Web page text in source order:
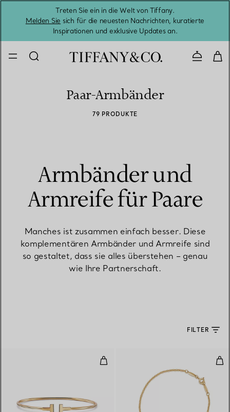
Treten Sie ein in die Welt von Tiffany.
Melden Sie sich für die neuesten Nachrichten, kuratierte
Inspirationen und exklusive Updates an.
Paar-Armbänder
79 PRODUKTE
Armbänder und
Armreife für Paare
Manches ist zusammen einfach besser. Diese
komplementären Armbänder und Armreife sind
so gestaltet, dass sie alles überstehen – genau
wie Ihre Partnerschaft.
FILTER
Schmaler Wire Armreif in